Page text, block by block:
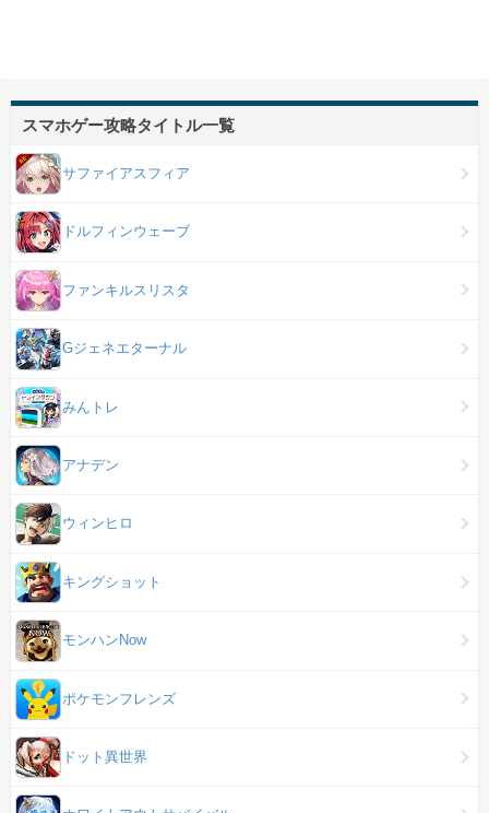
スマホゲー攻略タイトル一覧
サファイアスフィア
ドルフィンウェーブ
ファンキルスリスタ
Gジェネエターナル
みんトレ
アナデン
ウィンヒロ
キングショット
モンハンNow
ポケモンフレンズ
ドット異世界